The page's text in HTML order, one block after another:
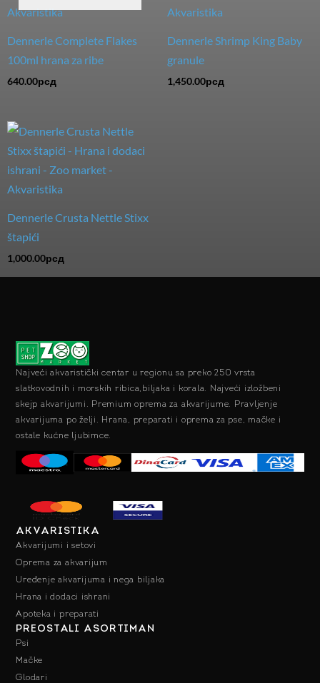
Dennerle Complete Flakes
100ml hrana za ribe
640.00рсд
Dennerle Shrimp King Baby
granule
1,450.00рсд
Dennerle Crusta Nettle Stixx
štapići
1,000.00рсд
Najveći akvaristički centar u regionu sa preko 250 vrsta
slatkovodnih i morskih ribica,biljaka i korala. Najveći izložbeni
skejp akvarijumi. Premium oprema za akvarijume. Pravljenje
akvarijuma po želji. Hrana, preparati i oprema za pse, mačke i
ostale kućne ljubimce.
AKVARISTIKA
Akvarijumi i setovi
Oprema za akvarijum
Uređenje akvarijuma i nega biljaka
Hrana i dodaci ishrani
Apoteka i preparati
PREOSTALI ASORTIMAN
Psi
Mačke
Glodari